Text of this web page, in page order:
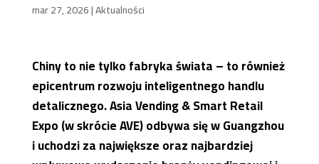
mar 27, 2026|Aktualności
Chiny to nie tylko fabryka świata – to również
epicentrum rozwoju inteligentnego handlu
detalicznego. Asia Vending & Smart Retail
Expo (w skrócie AVE) odbywa się w Guangzhou
i uchodzi za największe oraz najbardziej